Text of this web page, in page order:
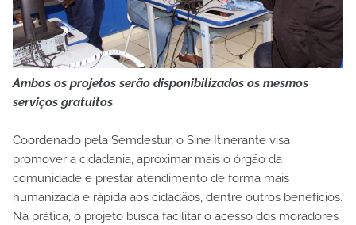
Ambos os projetos serão disponibilizados os mesmos
serviços gratuitos
Coordenado pela Semdestur, o Sine Itinerante visa
promover a cidadania, aproximar mais o órgão da
comunidade e prestar atendimento de forma mais
humanizada e rápida aos cidadãos, dentre outros benefícios.
Na prática, o projeto busca facilitar o acesso dos moradores